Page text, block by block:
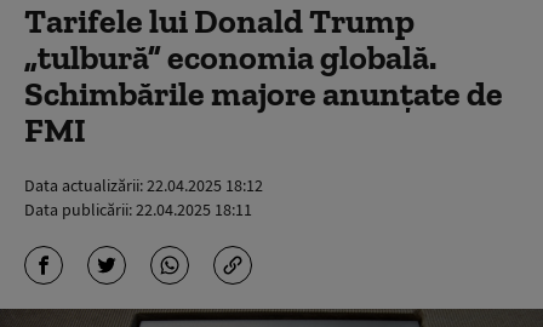
Tarifele lui Donald Trump
„tulbură” economia globală.
Schimbările majore anunțate de
FMI
Data actualizării:22.04.2025 18:12
Data publicării:22.04.2025 18:11